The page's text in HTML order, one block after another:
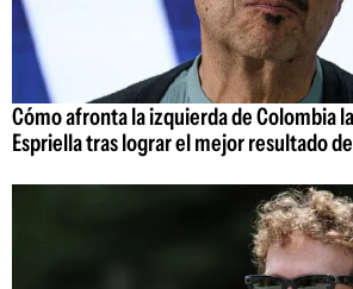
Cómo afronta la izquierda de Colombia
Espriella tras lograr el mejor resultado